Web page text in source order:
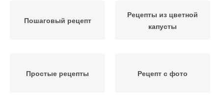
Пошаговый рецепт
Рецепты из цветной
капусты
Простые рецепты Рецепт с фото